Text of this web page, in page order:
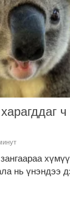
ч
нь үнэндээ